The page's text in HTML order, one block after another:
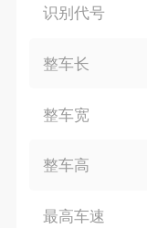
识别代号
整车长
整车宽
整车高
最高车速